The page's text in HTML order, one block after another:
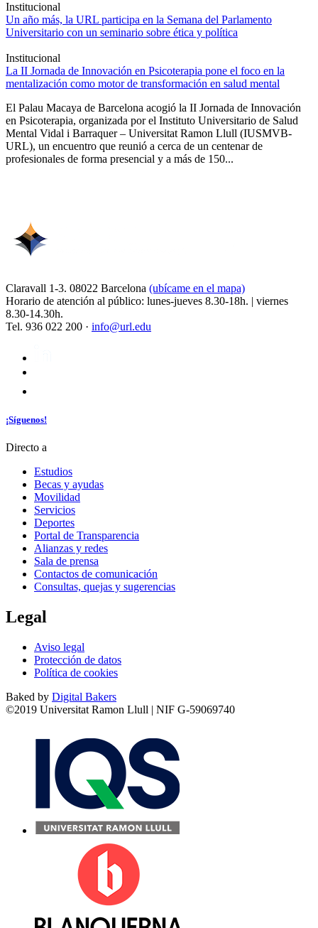
Institucional
Un año más, la URL participa en la Semana del Parlamento
Universitario con un seminario sobre ética y política
Institucional
La II Jornada de Innovación en Psicoterapia pone el foco en la
mentalización como motor de transformación en salud mental
El Palau Macaya de Barcelona acogió la II Jornada de Innovación
en Psicoterapia, organizada por el Instituto Universitario de Salud
Mental Vidal i Barraquer – Universitat Ramon Llull (IUSMVB-
URL), un encuentro que reunió a cerca de un centenar de
profesionales de forma presencial y a más de 150...
Claravall 1-3. 08022 Barcelona (ubícame en el mapa)
Horario de atención al público: lunes-jueves 8.30-18h. | viernes
8.30-14.30h.
Tel. 936 022 200 · info@url.edu
¡Síguenos!
Directo a
Estudios
Becas y ayudas
Movilidad
Servicios
Deportes
Portal de Transparencia
Alianzas y redes
Sala de prensa
Contactos de comunicación
Consultas, quejas y sugerencias
Legal
Aviso legal
Protección de datos
Política de cookies
Baked by Digital Bakers
©2019 Universitat Ramon Llull | NIF G-59069740